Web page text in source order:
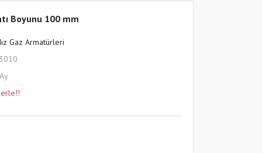
Boyunu 100 mm
Gaz Armatürleri